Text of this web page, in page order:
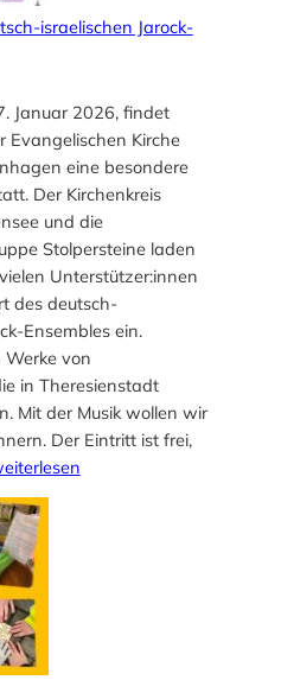
israelischen Jarock-
Januar 2026, findet
Evangelischen Kirche
eine besondere
Der Kirchenkreis
und die
Stolpersteine laden
Unterstützer:innen
des deutsch-
Ensembles ein.
von
in Theresienstadt
Mit der Musik wollen wir
Der Eintritt ist frei,